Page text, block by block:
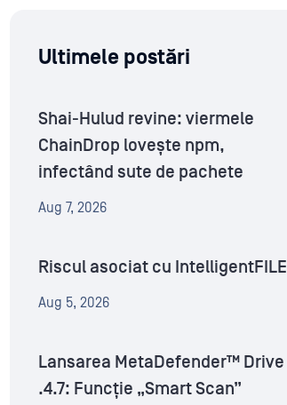
Ultimele postări
Shai-Hulud revine: viermele
ChainDrop lovește npm,
infectând sute de pachete
Aug 7, 2026
Riscul asociat cu IntelligentFILE
Aug 5, 2026
Lansarea MetaDefender™ Drive
.4.7: Funcție „Smart Scan”